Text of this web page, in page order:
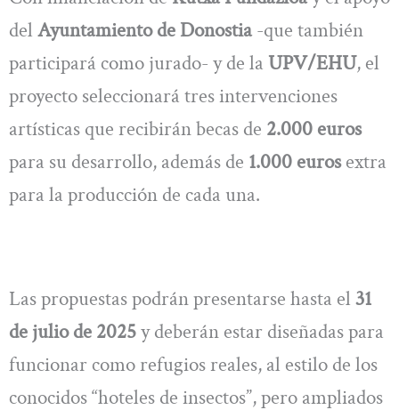
del Ayuntamiento de Donostia-que también
participará como jurado- y de la UPV/EHU, el
proyecto seleccionará tres intervenciones
artísticas que recibirán becas de 2.000 euros
para su desarrollo, además de 1.000 eurosextra
para la producción de cada una.
Las propuestas podrán presentarse hasta el 31
de julio de 2025y deberán estar diseñadas para
funcionar como refugios reales, al estilo de los
conocidos “hoteles de insectos”, pero ampliados